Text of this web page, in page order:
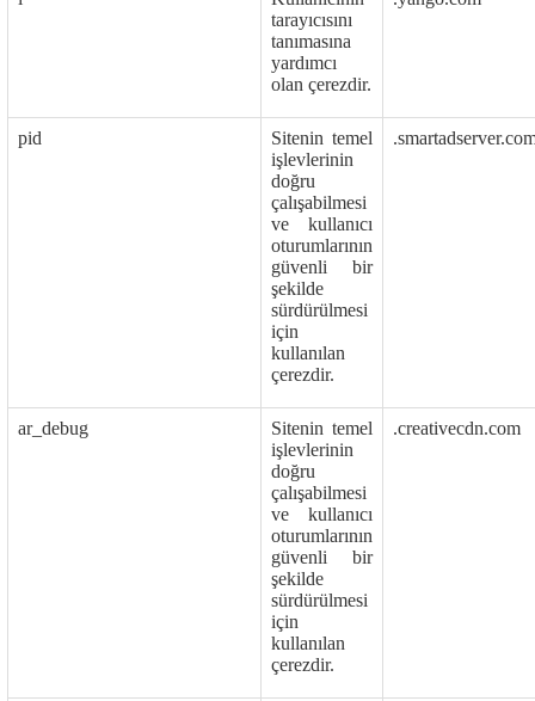
tarayıcısını
tanımasına
yardımcı
olan çerezdir.
pid
Sitenin temel
işlevlerinin
doğru
çalışabilmesi
ve kullanıcı
oturumlarının
güvenli bir
şekilde
sürdürülmesi
için
kullanılan
çerezdir.
ar_debug
Sitenin temel
işlevlerinin
doğru
çalışabilmesi
ve kullanıcı
oturumlarının
güvenli bir
şekilde
sürdürülmesi
için
kullanılan
çerezdir.
.creativecdn.com